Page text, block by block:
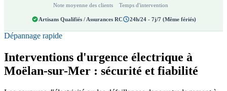
Note moyenne des clients Temps d'intervention
Artisans Qualifiés / Assurances RC 24h/24 - 7j/7 (Même fériés)
Dépannage rapide
Interventions d'urgence électrique à
Moëlan-sur-Mer : sécurité et fiabilité